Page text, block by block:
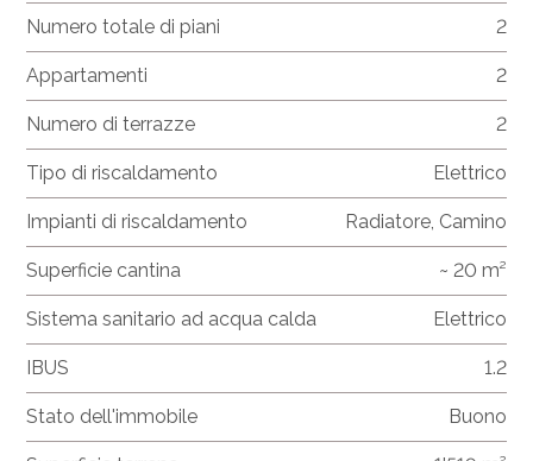
Numero totale di piani 2
Appartamenti 2
Numero di terrazze 2
Tipo di riscaldamento Elettrico
Impianti di riscaldamento Radiatore, Camino
Superficie cantina ~ 20 m²
Sistema sanitario ad acqua calda Elettrico
IBUS 1.2
Stato dell'immobile Buono